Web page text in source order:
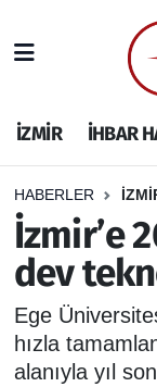
İZMİR İHBAR
HABERLER
İzmir’e
dev
Ege
hızla
alanıyla yıl
İHBAR
DEPREM
GENEL
EKONOMİ
SİYASET
İzmir
İzmir Hava
İzmir
İzmir
Puan
Tüm